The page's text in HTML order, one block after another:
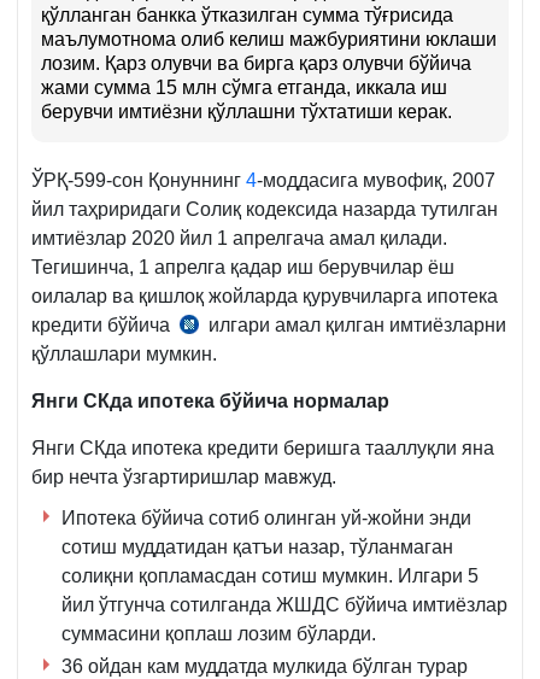
қўлланган банкка ўтказилган сумма тўғрисида
маълумотнома олиб келиш мажбуриятини юклаши
лозим. Қарз олувчи ва бирга қарз олувчи бўйича
жами сумма 15 млн сўмга етганда, иккала иш
берувчи имтиёзни қўллашни тўхтатиши керак.
ЎРҚ-599-сон Қонуннинг 4-моддасига мувофиқ, 2007
йил таҳриридаги Солиқ кодексида назарда тутилган
имтиёзлар 2020 йил 1 апрелгача амал қилади.
Тегишинча, 1 апрелга қадар иш берувчилар ёш
оилалар ва қишлоқ жойларда қурувчиларга ипотека
кредити бўйича
2007-
йил
179-
м.
қ.
илгари амал қилган имтиёзларни
қўллашлари мумкин.
Янги СКда ипотека бўйича нормалар
Янги СКда ипотека кредити беришга тааллуқли яна
бир нечта ўзгартиришлар мавжуд.
Ипотека бўйича сотиб олинган уй-жойни энди
сотиш муддатидан қатъи назар, тўланмаган
солиқни қопламасдан сотиш мумкин. Илгари 5
йил ўтгунча сотилганда ЖШДС бўйича имтиёзлар
суммасини қоплаш лозим бўларди.
36 ойдан кам муддатда мулкида бўлган турар